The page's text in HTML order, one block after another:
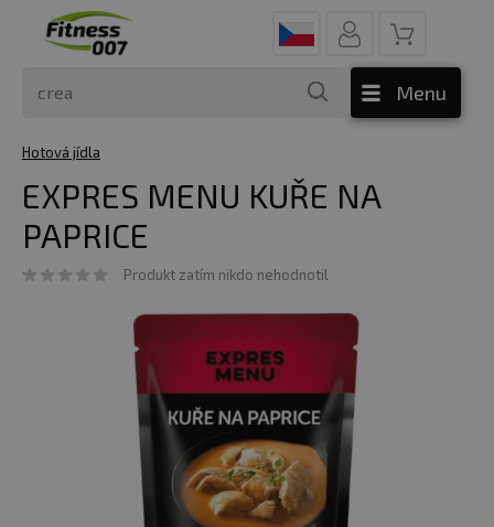
Menu
Hotová jídla
EXPRES MENU KUŘE NA
PAPRICE
Produkt zatím nikdo nehodnotil